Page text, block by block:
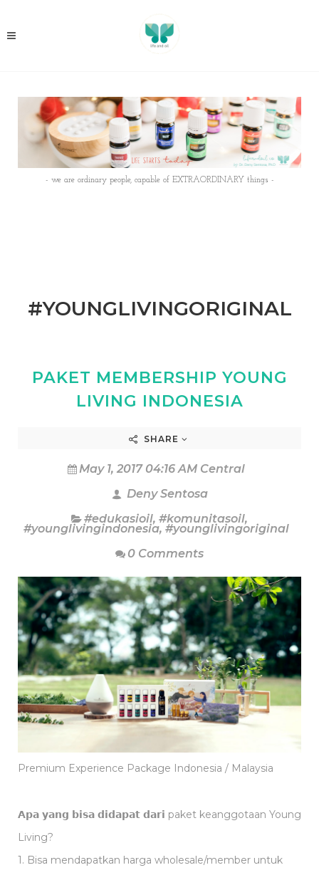
- we are ordinary people, capable of EXTRAORDINARY things -
#YOUNGLIVINGORIGINAL
PAKET MEMBERSHIP YOUNG
LIVING INDONESIA
SHARE
May 1, 2017 04:16 AM Central
Deny Sentosa
#edukasioil, #komunitasoil,
#younglivingindonesia, #younglivingoriginal
0 Comments
Premium Experience Package Indonesia / Malaysia
𝗔𝗽𝗮 𝘆𝗮𝗻𝗴 𝗯𝗶𝘀𝗮 𝗱𝗶𝗱𝗮𝗽𝗮𝘁 𝗱𝗮𝗿𝗶 paket keanggotaan Young
Living?
1. Bisa mendapatkan harga wholesale/member untuk